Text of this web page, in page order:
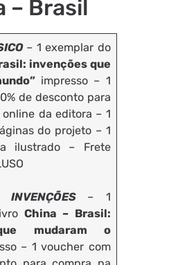
– Brasil
– 1 exemplar do
invenções que
impresso – 1
de desconto para
da editora – 1
do projeto – 1
ilustrado – Frete
– 1
China – Brasil:
mudaram o
– 1 voucher com